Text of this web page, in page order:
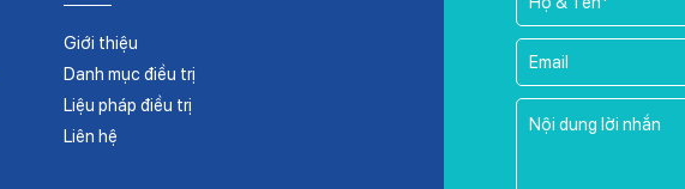
Giới thiệu
Danh mục điều trị
Liệu pháp điều trị
Liên hệ